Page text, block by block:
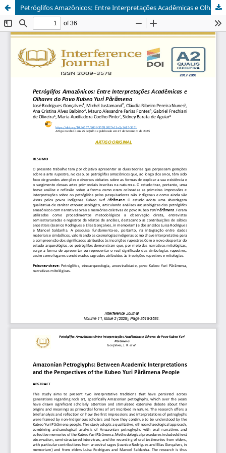
Petróglifos Amazônicos: Entre Interpretações Acadêmicas e Olhares do Povo Kubeo Yuri Pãrãmena